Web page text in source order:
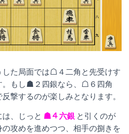
した局面では☖４二角と先受けす
。もし☗２四銀なら、☖６四角
撃するのが楽しみとなります。
、じっと ☗４六銀 と引くのが
攻めを進めつつ、相手の捌きを